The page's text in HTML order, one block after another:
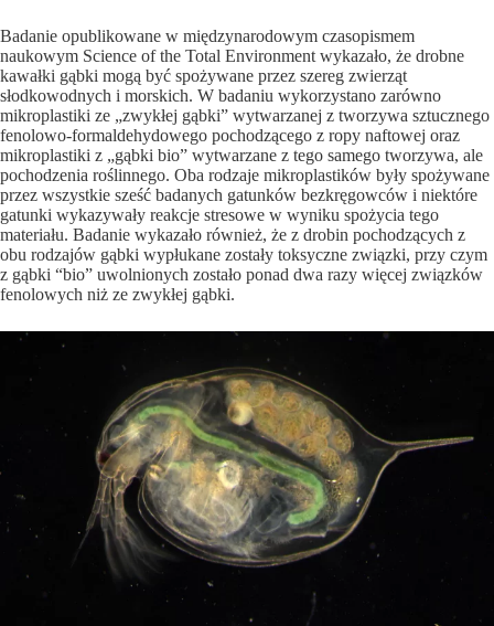
Badanie opublikowane w międzynarodowym czasopismem
naukowym Science of the Total Environment wykazało, że drobne
kawałki gąbki mogą być spożywane przez szereg zwierząt
słodkowodnych i morskich. W badaniu wykorzystano zarówno
mikroplastiki ze „zwykłej gąbki” wytwarzanej z tworzywa sztucznego
fenolowo-formaldehydowego pochodzącego z ropy naftowej oraz
mikroplastiki z „gąbki bio” wytwarzane z tego samego tworzywa, ale
pochodzenia roślinnego. Oba rodzaje mikroplastików były spożywane
przez wszystkie sześć badanych gatunków bezkręgowców i niektóre
gatunki wykazywały reakcje stresowe w wyniku spożycia tego
materiału. Badanie wykazało również, że z drobin pochodzących z
obu rodzajów gąbki wypłukane zostały toksyczne związki, przy czym
z gąbki “bio” uwolnionych zostało ponad dwa razy więcej związków
fenolowych niż ze zwykłej gąbki.